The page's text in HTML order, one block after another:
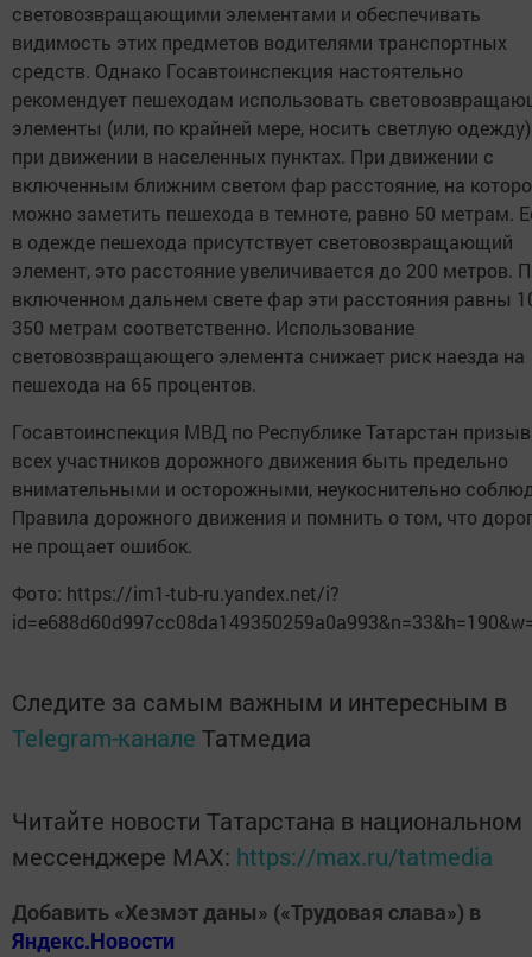
световозвращающими элементами и обеспечивать
видимость этих предметов водителями транспортных
средств. Однако Госавтоинспекция настоятельно
рекомендует пешеходам использовать
элементы (или, по крайней мере, носить светлую
при движении в населенных пунктах. При движении с
включенным ближним светом фар расстояние, на
можно заметить пешехода в темноте, равно 50 метрам.
в одежде пешехода присутствует световозвращающий
элемент, это расстояние увеличивается до 200 метров.
включенном дальнем свете фар эти расстояния равны
350 метрам соответственно. Использование
световозвращающего элемента снижает риск наезда на
пешехода на 65 процентов.
Госавтоинспекция МВД по Республике Татарстан
всех участников дорожного движения быть предельно
внимательными и осторожными, неукоснительно
Правила дорожного движения и помнить о том, что
не прощает ошибок.
Фото: https://im1-tub-ru.yandex.net/i?
Следите за самым важным и интересным в
Telegram-канале Татмедиа
Читайте новости Татарстана в национальном
мессенджере MАХ: https://max.ru/tatmedia
Добавить «Хезмэт даны» («Трудовая слава») в
Яндекс.Новости